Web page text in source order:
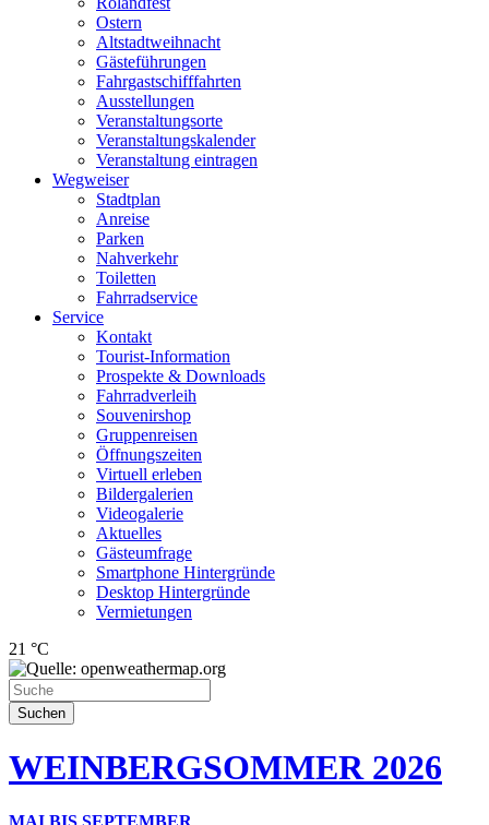
Ostern
Altstadtweihnacht
Gästeführungen
Fahrgastschifffahrten
Ausstellungen
Veranstaltungsorte
Veranstaltungskalender
Veranstaltung eintragen
Wegweiser
Stadtplan
Anreise
Parken
Nahverkehr
Toiletten
Fahrradservice
Service
Kontakt
Tourist-Information
Prospekte & Downloads
Fahrradverleih
Souvenirshop
Gruppenreisen
Öffnungszeiten
Virtuell erleben
Bildergalerien
Videogalerie
Aktuelles
Gästeumfrage
Smartphone Hintergründe
Desktop Hintergründe
Vermietungen
21 °C
Suchen
WEINBERGSOMMER 2026
MAI BIS SEPTEMBER